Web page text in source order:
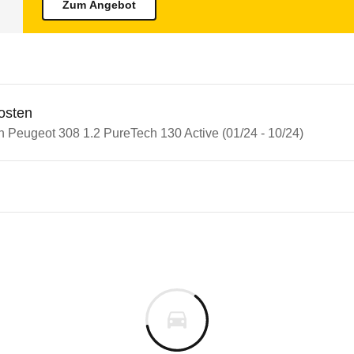
Zum Angebot
Peugeot 308 1.2 PureTech 130 Active (01/24 - 10/24)
Baureihengeneration wie das
Kopfairbags sowie optischen und